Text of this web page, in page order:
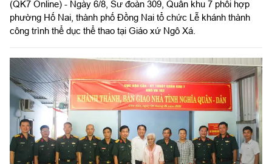
(QK7 Online) - Ngày 6/8, Sư đoàn 309, Quân khu 7 phối hợp
phường Hố Nai, thành phố Đồng Nai tổ chức Lễ khánh thành
công trình thể dục thể thao tại Giáo xứ Ngô Xá.